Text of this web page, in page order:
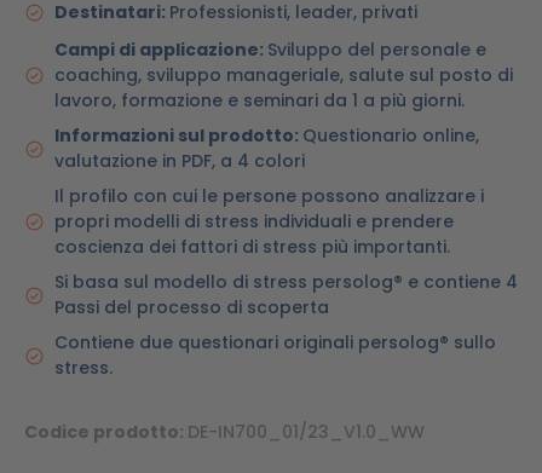
Destinatari: Professionisti, leader, privati
Campi di applicazione: Sviluppo del personale e
coaching, sviluppo manageriale, salute sul posto di
lavoro, formazione e seminari da 1 a più giorni.
Informazioni sul prodotto: Questionario online,
valutazione in PDF, a 4 colori
Il profilo con cui le persone possono analizzare i
propri modelli di stress individuali e prendere
coscienza dei fattori di stress più importanti.
Si basa sul modello di stress persolog® e contiene 4
Passi del processo di scoperta
Contiene due questionari originali persolog® sullo
stress.
Codice prodotto: DE-IN700_01/23_V1.0_WW